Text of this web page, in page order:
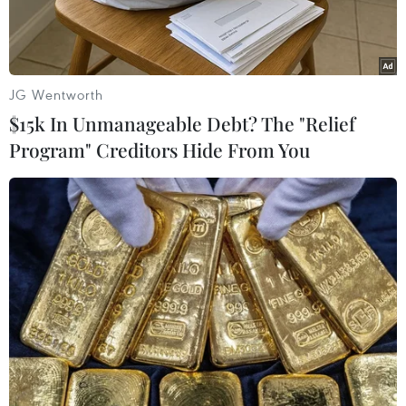
có mưa, mưa rào rải rác đếntrưa, chiều hết
mưa, trời chuyển nhiều mây, nhiệt độ tăng thêm
1 độ C nhưng vẫnrét vì khối không khí lạnh suy
yếu chậm.
Lưỡi áp cao lạnh lục địa bị đẩy xuống qua Nam
Bộ nhưng sau đó rãnh áp thấpcó thể thiết lập lại
nên Tây Nguyên và Nam Bộ xuất hiện mưa trái
mùa trở lại.
Ngoài ra, do ảnh hưởng của rãnh áp thấp kết
hợp với gió đông bắc mạnh nênở vùng biển
phía nam khu vực giữa Biển Đông; nam biển
Đông (bao gồm cả vùng biểnquần đảo Trường
Sa) và vịnh Thái Lan có mưa rào và dông rải rác,
trong cơn dôngcần đề phòng có lốc xoáy và gió
JG Wentworth
$15k In Unmanageable Debt? The "Relief
Program" Creditors Hide From You